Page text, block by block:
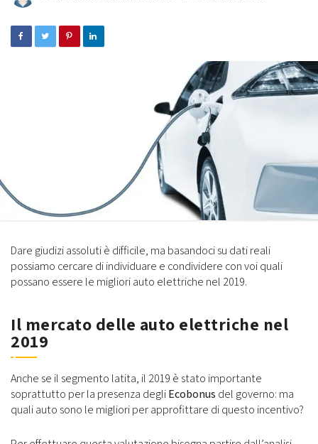
Dare giudizi assoluti è difficile, ma basandoci su dati reali
possiamo cercare di individuare e condividere con voi quali
possano essere le migliori auto elettriche nel 2019.
Il mercato delle auto elettriche nel
2019
Anche se il segmento latita, il 2019 è stato importante
soprattutto per la presenza degliEcobonus del governo: ma
quali auto sono le migliori per approfittare di questo incentivo?